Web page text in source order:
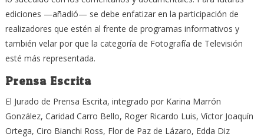
ediciones —añadió— se debe enfatizar en la participación de
realizadores que estén al frente de programas informativos y
también velar por que la categoría de Fotografía de Televisión
esté más representada.
Prensa Escrita
El Jurado de Prensa Escrita, integrado por Karina Marrón
González, Caridad Carro Bello, Roger Ricardo Luis, Víctor Joaquín
Ortega, Ciro Bianchi Ross, Flor de Paz de Lázaro, Edda Diz